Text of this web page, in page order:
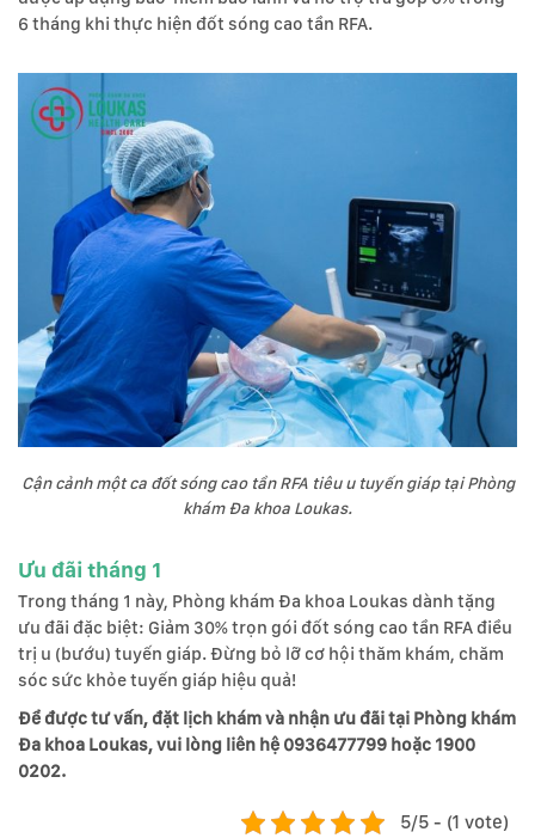
6 tháng khi thực hiện đốt sóng cao tần RFA.
Cận cảnh một ca đốt sóng cao tần RFA tiêu u tuyến giáp tại Phòng
khám Đa khoa Loukas.
Ưu đãi tháng 1
Trong tháng 1 này, Phòng khám Đa khoa Loukas dành tặng
ưu đãi đặc biệt: Giảm 30% trọn gói đốt sóng cao tần RFA điều
trị u (bướu) tuyến giáp. Đừng bỏ lỡ cơ hội thăm khám, chăm
sóc sức khỏe tuyến giáp hiệu quả!
Để được tư vấn, đặt lịch khám và nhận ưu đãi tại Phòng khám
Đa khoa Loukas, vui lòng liên hệ 0936477799 hoặc 1900
0202.
5/5 - (1 vote)